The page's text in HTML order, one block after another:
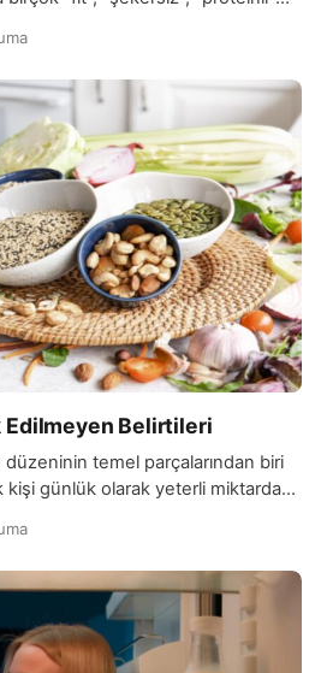
Edilmeyen Belirtileri
düzeninin temel parçalarından biri
kişi günlük olarak yeterli miktarda